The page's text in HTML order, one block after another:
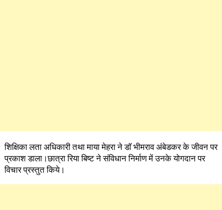
शिक्षिका लता अधिकारी तथा माया मेहरा ने डॉ भीमराव अंबेडकर के जीवन पर
प्रकाश डाला।छात्रा रिया बिष्ट ने संविधान निर्माण में उनके योगदान पर
विचार प्रस्तुत किये।